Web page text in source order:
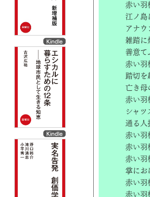
赤い羽
江ノ島
アナウ
雑踏に
善意て
赤い羽
踏切を
亡き母
赤い羽
シャツ
通る人
赤い羽
赤い羽
赤い羽
掌にお
赤い羽
赤い羽